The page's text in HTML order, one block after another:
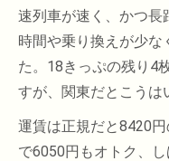
速列車が速く、かつ長
時間や乗り換えが少な
た。18きっぷの残り4
すが、関東だとこうは
運賃は正規だと8420
で6050円もオトク、